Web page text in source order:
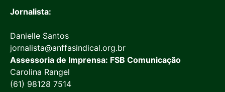
Jornalista:
Danielle Santos
jornalista@anffasindical.org.br
Assessoria de Imprensa: FSB Comunicação
Carolina Rangel
(61) 98128 7514